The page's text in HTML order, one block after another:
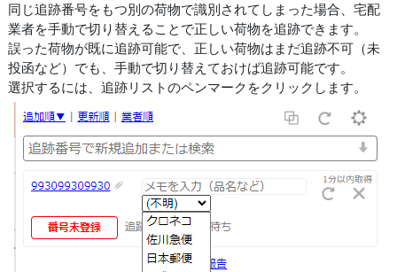
同じ追跡番号をもつ別の荷物で識別されてしまった場合、宅配
業者を手動で切り替えることで正しい荷物を追跡できます。
誤った荷物が既に追跡可能で、正しい荷物はまだ追跡不可（未
投函など）でも、手動で切り替えておけば追跡可能です。
選択するには、追跡リストのペンマークをクリックします。